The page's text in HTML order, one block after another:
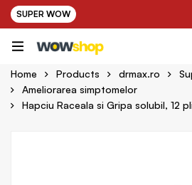
SUPER WOW
✌ Nou! Ultimii parteneri adaugati in
Farma ✌
Home Products drmax.ro
Ameliorarea simptomelor
Hapciu Raceala si Gripa solubil, 12